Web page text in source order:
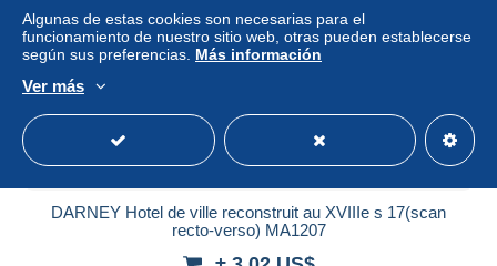
DARNEY Hotel de ville reconstruit au XVIIIe s 17(scan
recto-verso) MA1207
Algunas de estas cookies son necesarias para el
funcionamiento de nuestro sitio web, otras pueden establecerse
según sus preferencias. Más información
Ver más